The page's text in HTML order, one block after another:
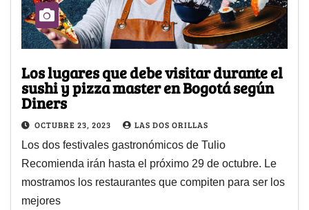
Los lugares que debe visitar durante el
sushi y pizza master en Bogotá según
Diners
OCTUBRE 23, 2023 LAS DOS ORILLAS
Los dos festivales gastronómicos de Tulio
Recomienda irán hasta el próximo 29 de octubre. Le
mostramos los restaurantes que compiten para ser los
mejores